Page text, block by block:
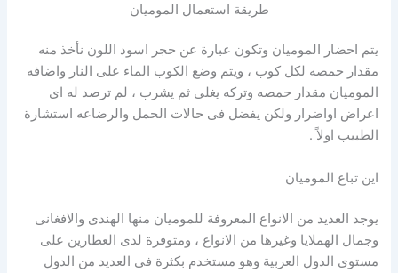
طريقة استعمال الموميان
يتم احضار الموميان وتكون عبارة عن حجر اسود اللون نأخذ منه
مقدار حمصه لكل كوب ، ويتم وضع الكوب الماء على النار واضافه
الموميان مقدار حمصه وتركه يغلى ثم يشرب ، لم ترصد له اى
اعراض اواضرار ولكن يفضل فى حالات الحمل والرضاعه استشارة
الطبيب اولاً .
اين تباع الموميان
يوجد العديد من الانواع المعروفة للموميان منها الهندى والافغانى
وجمال الهملايا وغيرها من الانواع ، ومتوفرة لدى العطارين على
مستوى الدول العربية وهو مستخدم بكثرة فى العديد من الدول